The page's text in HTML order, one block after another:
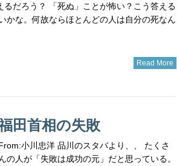
るだろう？ 「死ぬ」ことが怖い？こう答える
かな。何故ならほとんどの人は自分の死なん
Read More
田首相の失敗
小川忠洋 品川のスタバより、、 たくさ
んの人が「失敗は成功の元」だと思っている。